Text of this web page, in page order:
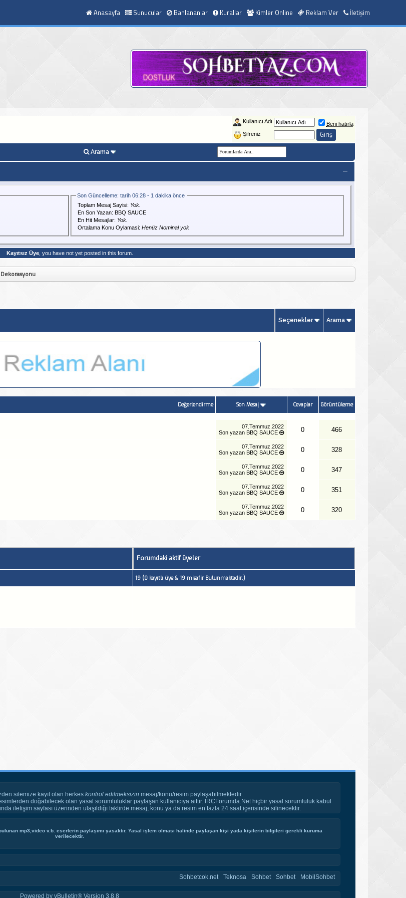
Anasayfa Sunucular Banlananlar Kurallar Kimler Online Reklam Ver İletişim
Kullanıcı Adı
Beni hatırla
Şifreniz
Arama
Son Güncelleme: tarih 06:28 - 1 dakika önce
Toplam Mesaj Sayisi: Yok.
En Son Yazan: BBQ SAUCE
En Hit Mesajlar: Yok.
Ortalama Konu Oylamasi: Henüz Nominal yok
Kayıtsız Üye, you have not yet posted in this forum.
Seçenekler Arama
Değerlendirme Son Mesaj Cevaplar Görüntüleme
07.Temmuz.2022
Son yazan BBQ SAUCE 0 466
07.Temmuz.2022
Son yazan BBQ SAUCE 0 328
07.Temmuz.2022
Son yazan BBQ SAUCE 0 347
07.Temmuz.2022
Son yazan BBQ SAUCE 0 351
07.Temmuz.2022
Son yazan BBQ SAUCE 0 320
Forumdaki aktif üyeler
19 (0 kayıtlı üye & 19 misafir Bulunmaktadir.)
sitemize kayıt olan herkes kontrol edilmeksizin mesaj/konu/resim paylaşabilmektedir.
doğabilecek olan yasal sorumluluklar paylaşan kullanıcıya aittir. IRCForumda.Net hiçbir yasal sorumluluk kabul
iletişim sayfası üzerinden ulaşıldığı taktirde mesaj, konu ya da resim en fazla 24 saat içerisinde silinecektir.
mp3,video v.b. eserlerin paylaşımı yasaktır. Yasal işlem olması halinde paylaşan kişi yada kişilerin bilgileri gerekli kuruma
verilecektir.
Sohbetcok.net Teknosa Sohbet Sohbet MobilSohbet
Powered by vBulletin® Version 3.8.8